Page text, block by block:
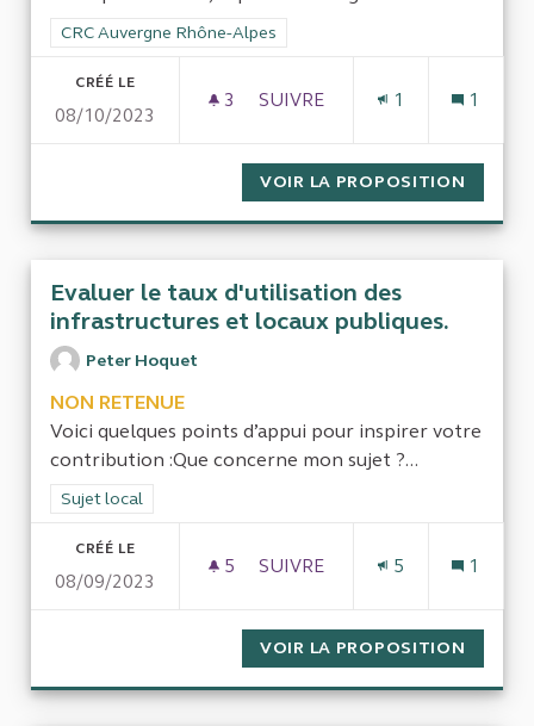
Filtrer les résultats de la catégorie : CRC Auvergne Rhône-
CRC Auvergne Rhône-Alpes
CRÉÉ LE
08/10/2023
3 3 ABONNÉS
SUIVRE
1 1
VOIR LA PROPOSITION
Evaluer le taux d'utilisation des
infrastructures et locaux publiques.
Peter Hoquet
NON RETENUE
Voici quelques points d’appui pour inspirer votre
contribution :Que concerne mon sujet ?...
Filtrer les résultats de la catégorie : Sujet local
Sujet local
CRÉÉ LE
08/09/2023
5 5 ABONNÉS
SUIVRE
5 1
VOIR LA PROPOSITION